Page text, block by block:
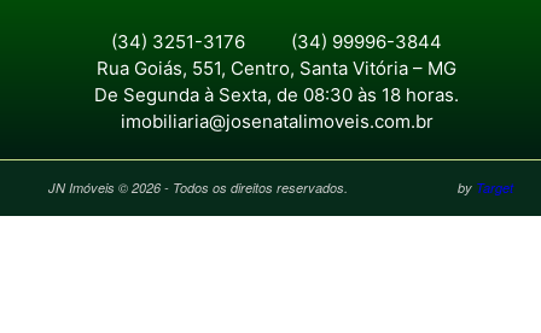
(34) 3251-3176
(34) 99996-3844
Rua Goiás, 551, Centro, Santa Vitória – MG
De Segunda à Sexta, de 08:30 às 18 horas.
imobiliaria@josenatalimoveis.com.br
JN Imóveis © 2026 - Todos os direitos reservados. by Target